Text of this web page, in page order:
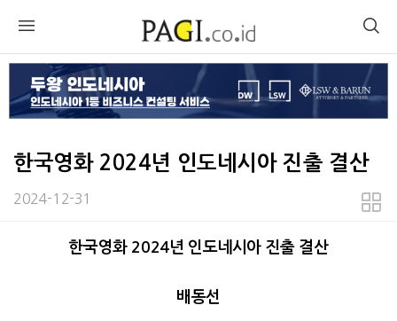
한국영화 2024년 인도네시아 진출 결산
2024-12-31
한국영화 2024년 인도네시아 진출 결산
배동선